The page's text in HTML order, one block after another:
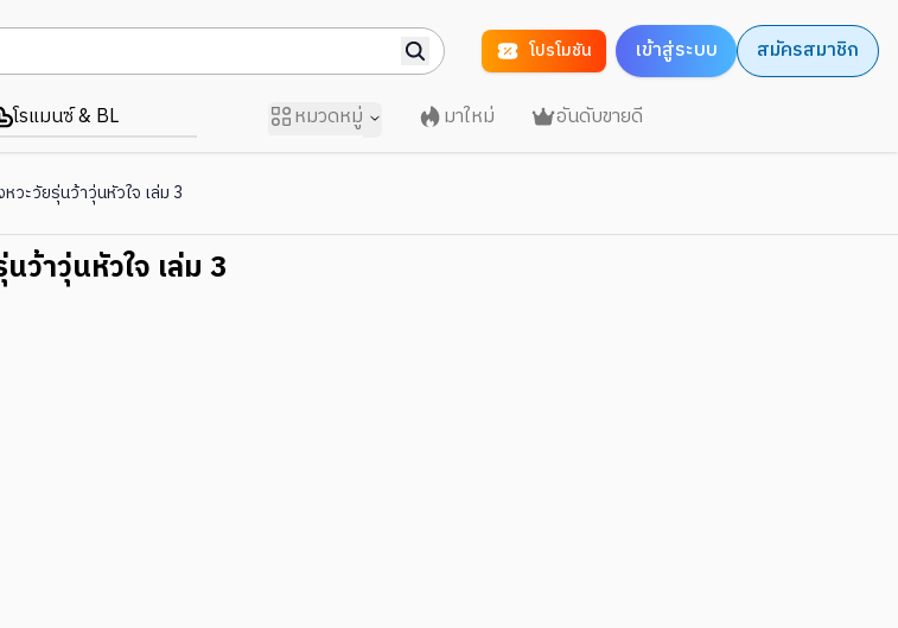
โปรโมชัน เข้าสู่ระบบ สมัครสมาชิก
โรแมนซ์ & BL หมวดหมู่ มาใหม่ อันดับขายดี
วะวัยรุ่นว้าวุ่นหัวใจ เล่ม 3
ว้าวุ่นหัวใจ เล่ม 3